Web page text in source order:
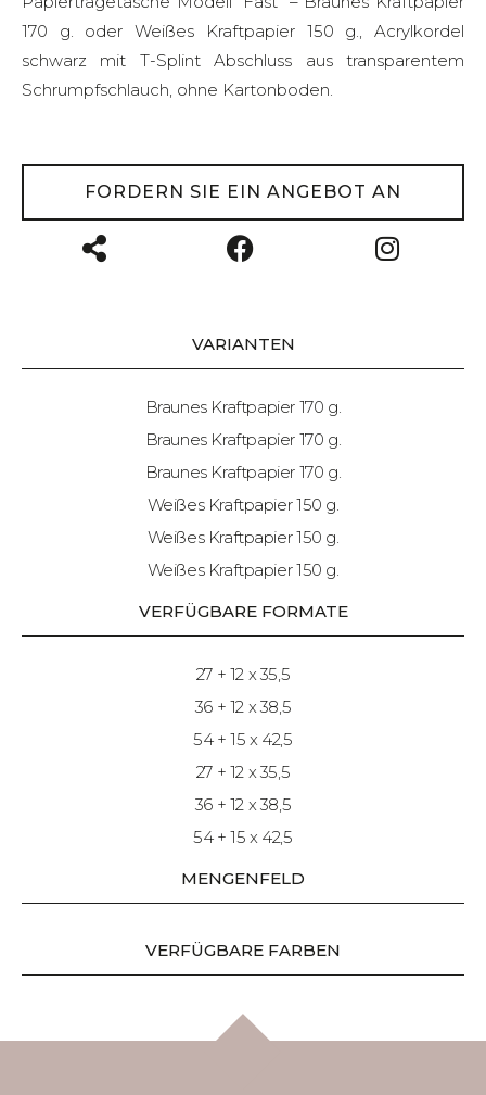
170 g. oder Weißes Kraftpapier 150 g., Acrylkordel
schwarz mit T-Splint Abschluss aus transparentem
Schrumpfschlauch, ohne Kartonboden.
FORDERN SIE EIN ANGEBOT AN
VARIANTEN
Braunes Kraftpapier 170 g.
Braunes Kraftpapier 170 g.
Braunes Kraftpapier 170 g.
Weißes Kraftpapier 150 g.
Weißes Kraftpapier 150 g.
Weißes Kraftpapier 150 g.
VERFÜGBARE FORMATE
27 + 12 x 35,5
36 + 12 x 38,5
54 + 15 x 42,5
27 + 12 x 35,5
36 + 12 x 38,5
54 + 15 x 42,5
MENGENFELD
VERFÜGBARE FARBEN